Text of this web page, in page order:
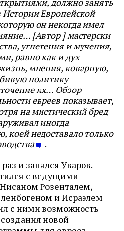
Истории Европейской
он некогда имел
[Автор ] мастерски
угнетения и мучения,
равно как и дух
мнения, коварную,
политику
их… Обзор
евреев показывает,
на мистический бред
иногда
коей недоставало только
.
и занялся Уваров.
с ведущими
Розенталем,
и Исраэлем
с ними возможность
новой
в вашем
журнала ЛЕХАИМ и получайте
с сайта по электронной